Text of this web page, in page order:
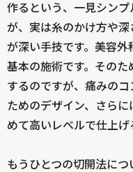
作るという、一見シン
が、実は糸のかけ方や
が深い手技です。美容
基本の施術です。その
するのですが、痛みの
ためのデザイン、さら
めて高いレベルで仕上げ
もうひとつの切開法に